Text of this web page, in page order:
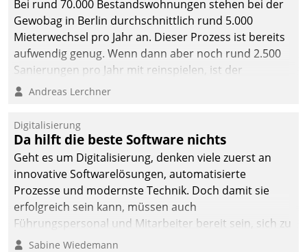
Bei rund 70.000 Bestandswohnungen stehen bei der
Gewobag in Berlin durchschnittlich rund 5.000
Mieterwechsel pro Jahr an. Dieser Prozess ist bereits
aufwendig genug. Wenn dann aber noch rund 2.500
Sanierungen pro Jahr mit reinspielen, ist der
Betreuungs- und Organisationsaufwand immens. Im
kommunale Wohnungsbauunternehmen daher
gemeinsam mit der Berliner Datatrain GmbH den
Teilprozess der Objektsanierung digitalisiert.
Andreas Lerchner
Digitalisierung
Da hilft die beste Software nichts
Geht es um Digitalisierung, denken viele zuerst an
innovative Softwarelösungen, automatisierte
Prozesse und modernste Technik. Doch damit sie
erfolgreich sein kann, müssen auch
Führungspersonal und Mitarbeiter bereit sein, sich zu
verändern und anzupassen, sonst werden sie an ihr
Sabine Wiedemann